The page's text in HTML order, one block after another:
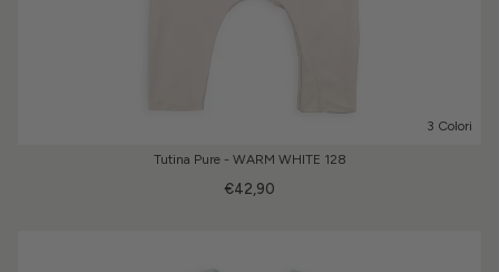
3 Colori
Tutina Pure - WARM WHITE 128
€42,90